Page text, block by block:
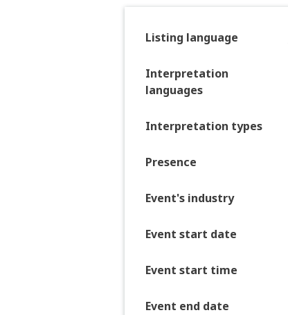
Listing language
Interpretation
languages
Interpretation types
Presence
Event's industry
Event start date
Event start time
Event end date